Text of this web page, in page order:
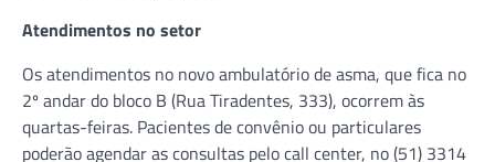
Atendimentos no setor
Os atendimentos no novo ambulatório de asma, que fica no
2º andar do bloco B (Rua Tiradentes, 333), ocorrem às
quartas-feiras. Pacientes de convênio ou particulares
poderão agendar as consultas pelo call center, no (51) 3314